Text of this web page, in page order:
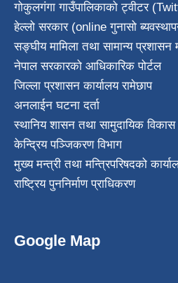
गोकुलगंगा गाउँपालिकाको ट्वीटर
हेल्लो सरकार (online गुनासो
सङ्घीय मामिला तथा सामान्य प्रशासन
नेपाल सरकारको आधिकारिक पोर्टल
जिल्ला प्रशासन कार्यालय रामेछाप
अनलाईन घटना दर्ता
स्थानिय शासन तथा सामुदायिक विकास
केन्द्रिय पञ्जिकरण विभाग
मुख्य मन्त्री तथा मन्त्रिपरिषदको
राष्ट्रिय पुननिर्माण प्राधिकरण
Google Map